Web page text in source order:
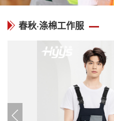
春秋·涤棉工作服